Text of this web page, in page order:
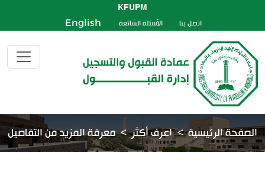
KFUPM
اتصل بنا الأسئلة الشائعة English
الصفحة الرئيسية اعرف أكثر معرفة المزيد من التفاصيل